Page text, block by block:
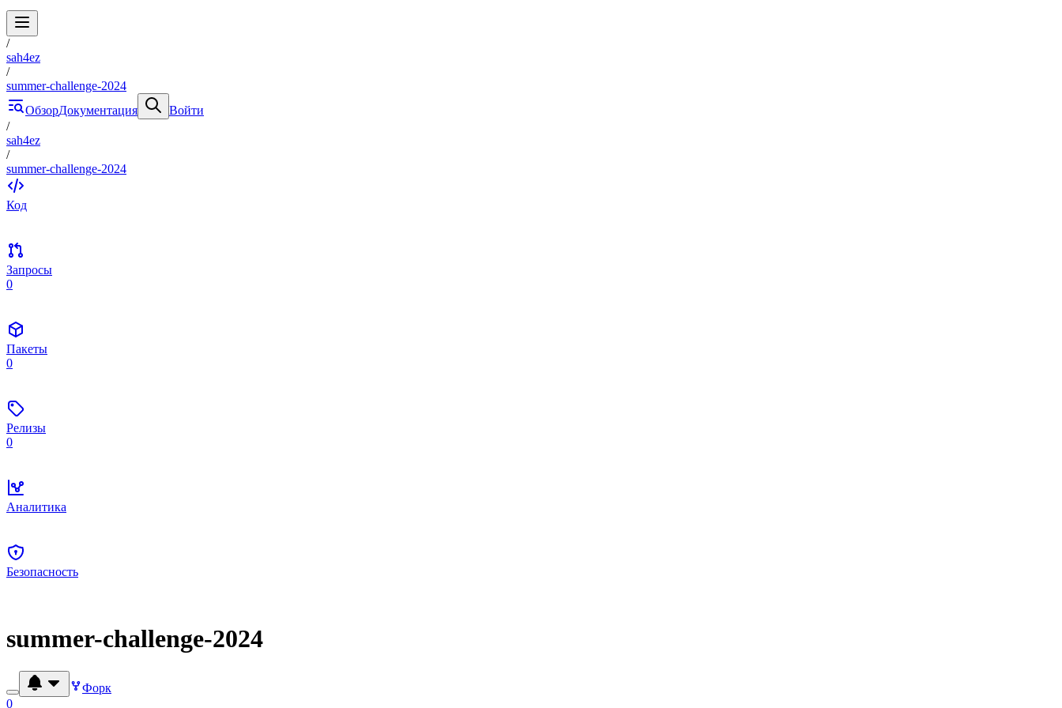
/
sah4ez
/
summer-challenge-2024
ОбзорДокументация
Войти
/
sah4ez
/
summer-challenge-2024
Код
Запросы
0
Пакеты
0
Релизы
0
Аналитика
Безопасность
summer-challenge-2024
Форк
0